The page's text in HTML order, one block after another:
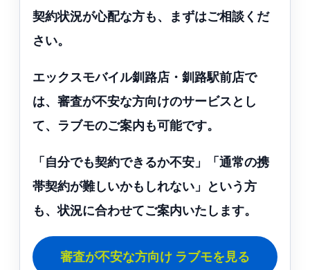
契約状況が心配な方も、まずはご相談くだ
さい。
エックスモバイル釧路店・釧路駅前店で
は、審査が不安な方向けのサービスとし
て、ラブモのご案内も可能です。
「自分でも契約できるか不安」「通常の携
帯契約が難しいかもしれない」という方
も、状況に合わせてご案内いたします。
審査が不安な方向け ラブモを見る